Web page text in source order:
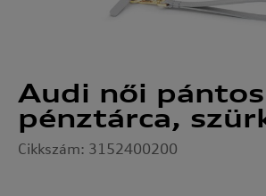
Audi női
pénztárca,
Cikkszám: 3152400200